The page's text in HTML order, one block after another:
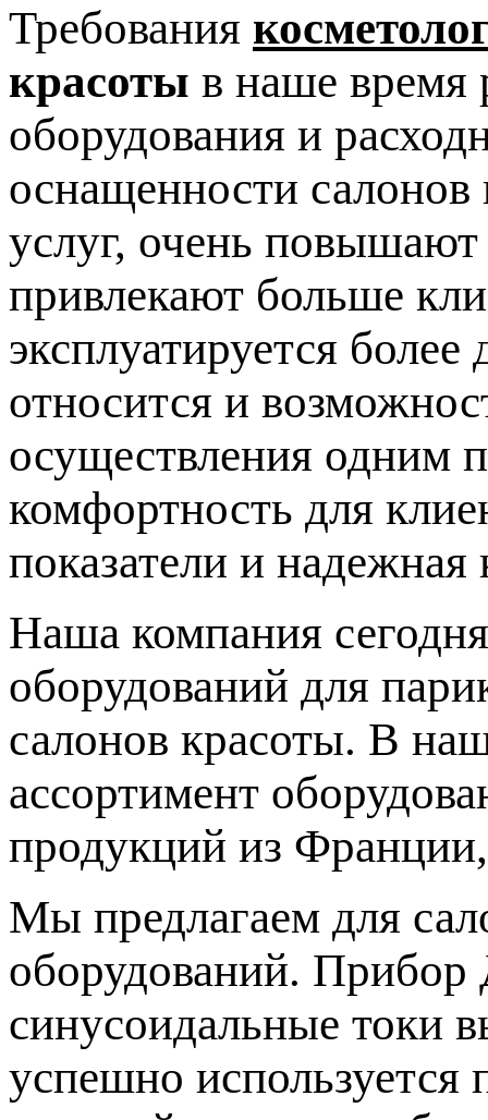
Требования
красоты в наше время
оборудования и
оснащенности салонов
услуг, очень
привлекают больше
эксплуатируется
относится и
осуществления одним
комфортность для
показатели и надежная
Наша компания
оборудований для
салонов красоты. В
ассортимент
продукций из
Мы предлагаем для
оборудований. Прибор
синусоидальные токи
успешно используется